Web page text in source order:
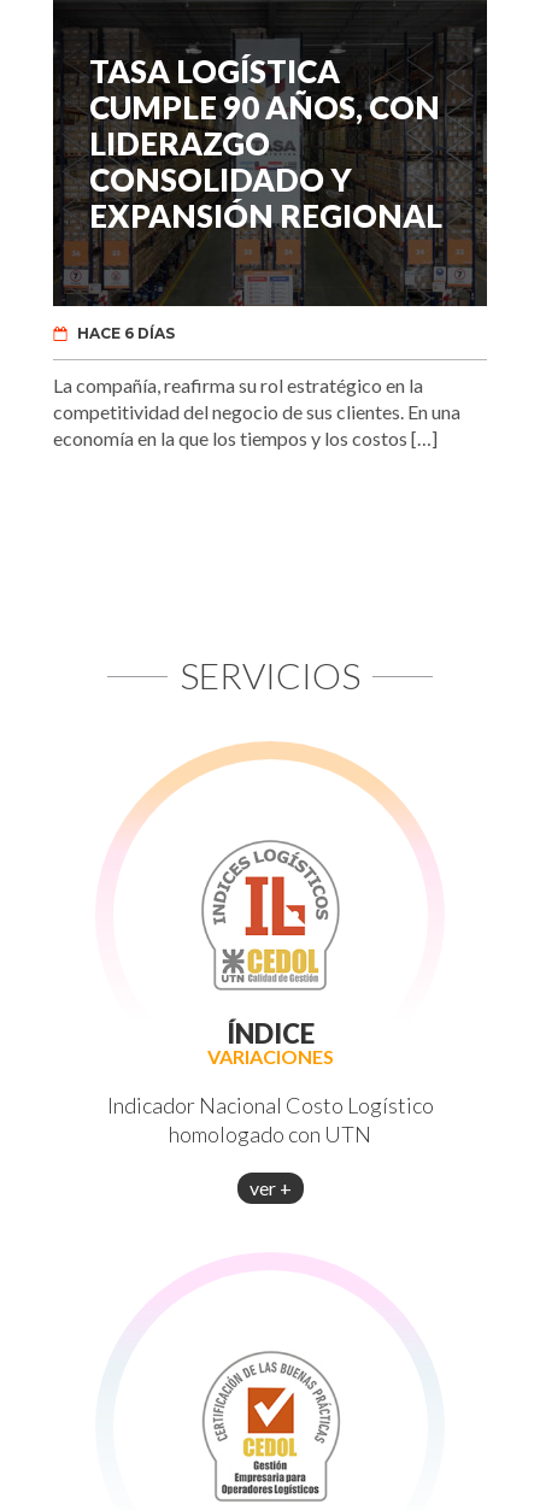
TASA LOGÍSTICA
CUMPLE 90 AÑOS, CON
LIDERAZGO
CONSOLIDADO Y
EXPANSIÓN REGIONAL
HACE 6 DÍAS
La compañía, reafirma su rol estratégico en la
competitividad del negocio de sus clientes. En una
economía en la que los tiempos y los costos […]
SERVICIOS
ÍNDICE
VARIACIONES
Indicador Nacional Costo Logístico
homologado con UTN
ver +